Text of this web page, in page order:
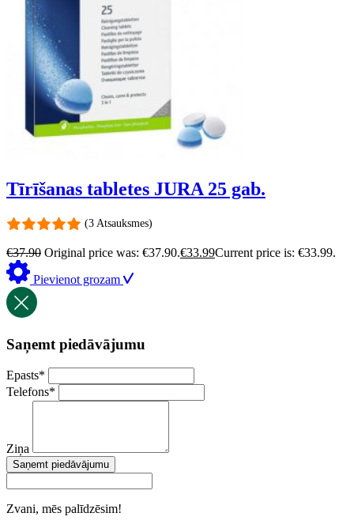
Tīrīšanas tabletes JURA 25 gab.
(3 Atsauksmes)
€37.90 Original price was: €37.90.€33.99Current price is: €33.99.
Pievienot grozam
Saņemt piedāvājumu
Epasts*
Telefons*
Ziņa
Saņemt piedāvājumu
Zvani, mēs palīdzēsim!